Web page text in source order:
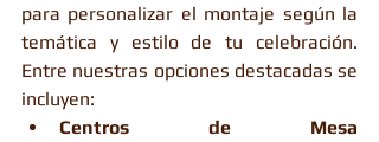
para personalizar el montaje según la
temática y estilo de tu celebración.
Entre nuestras opciones destacadas se
incluyen:
Centros de Mesa